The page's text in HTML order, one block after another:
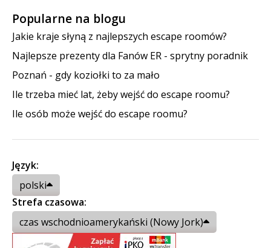
Popularne na blogu
Jakie kraje słyną z najlepszych escape roomów?
Najlepsze prezenty dla Fanów ER - sprytny poradnik
Poznań - gdy koziołki to za mało
Ile trzeba mieć lat, żeby wejść do escape roomu?
Ile osób może wejść do escape roomu?
Język:
polski
Strefa czasowa:
czas wschodnioamerykański (Nowy Jork)